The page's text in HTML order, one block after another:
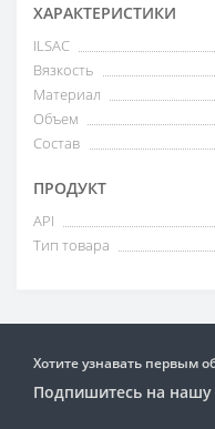
ХАРАКТЕРИСТИКИ
ILSAC
Вязкость
Материал
Объем
Состав
ПРОДУКТ
API
Тип товара
Хотите узнавать первым
Подпишитесь на нашу